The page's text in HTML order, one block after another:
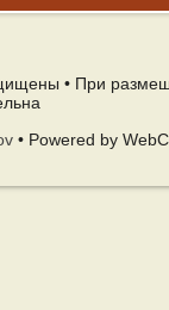
• При
• Powered by